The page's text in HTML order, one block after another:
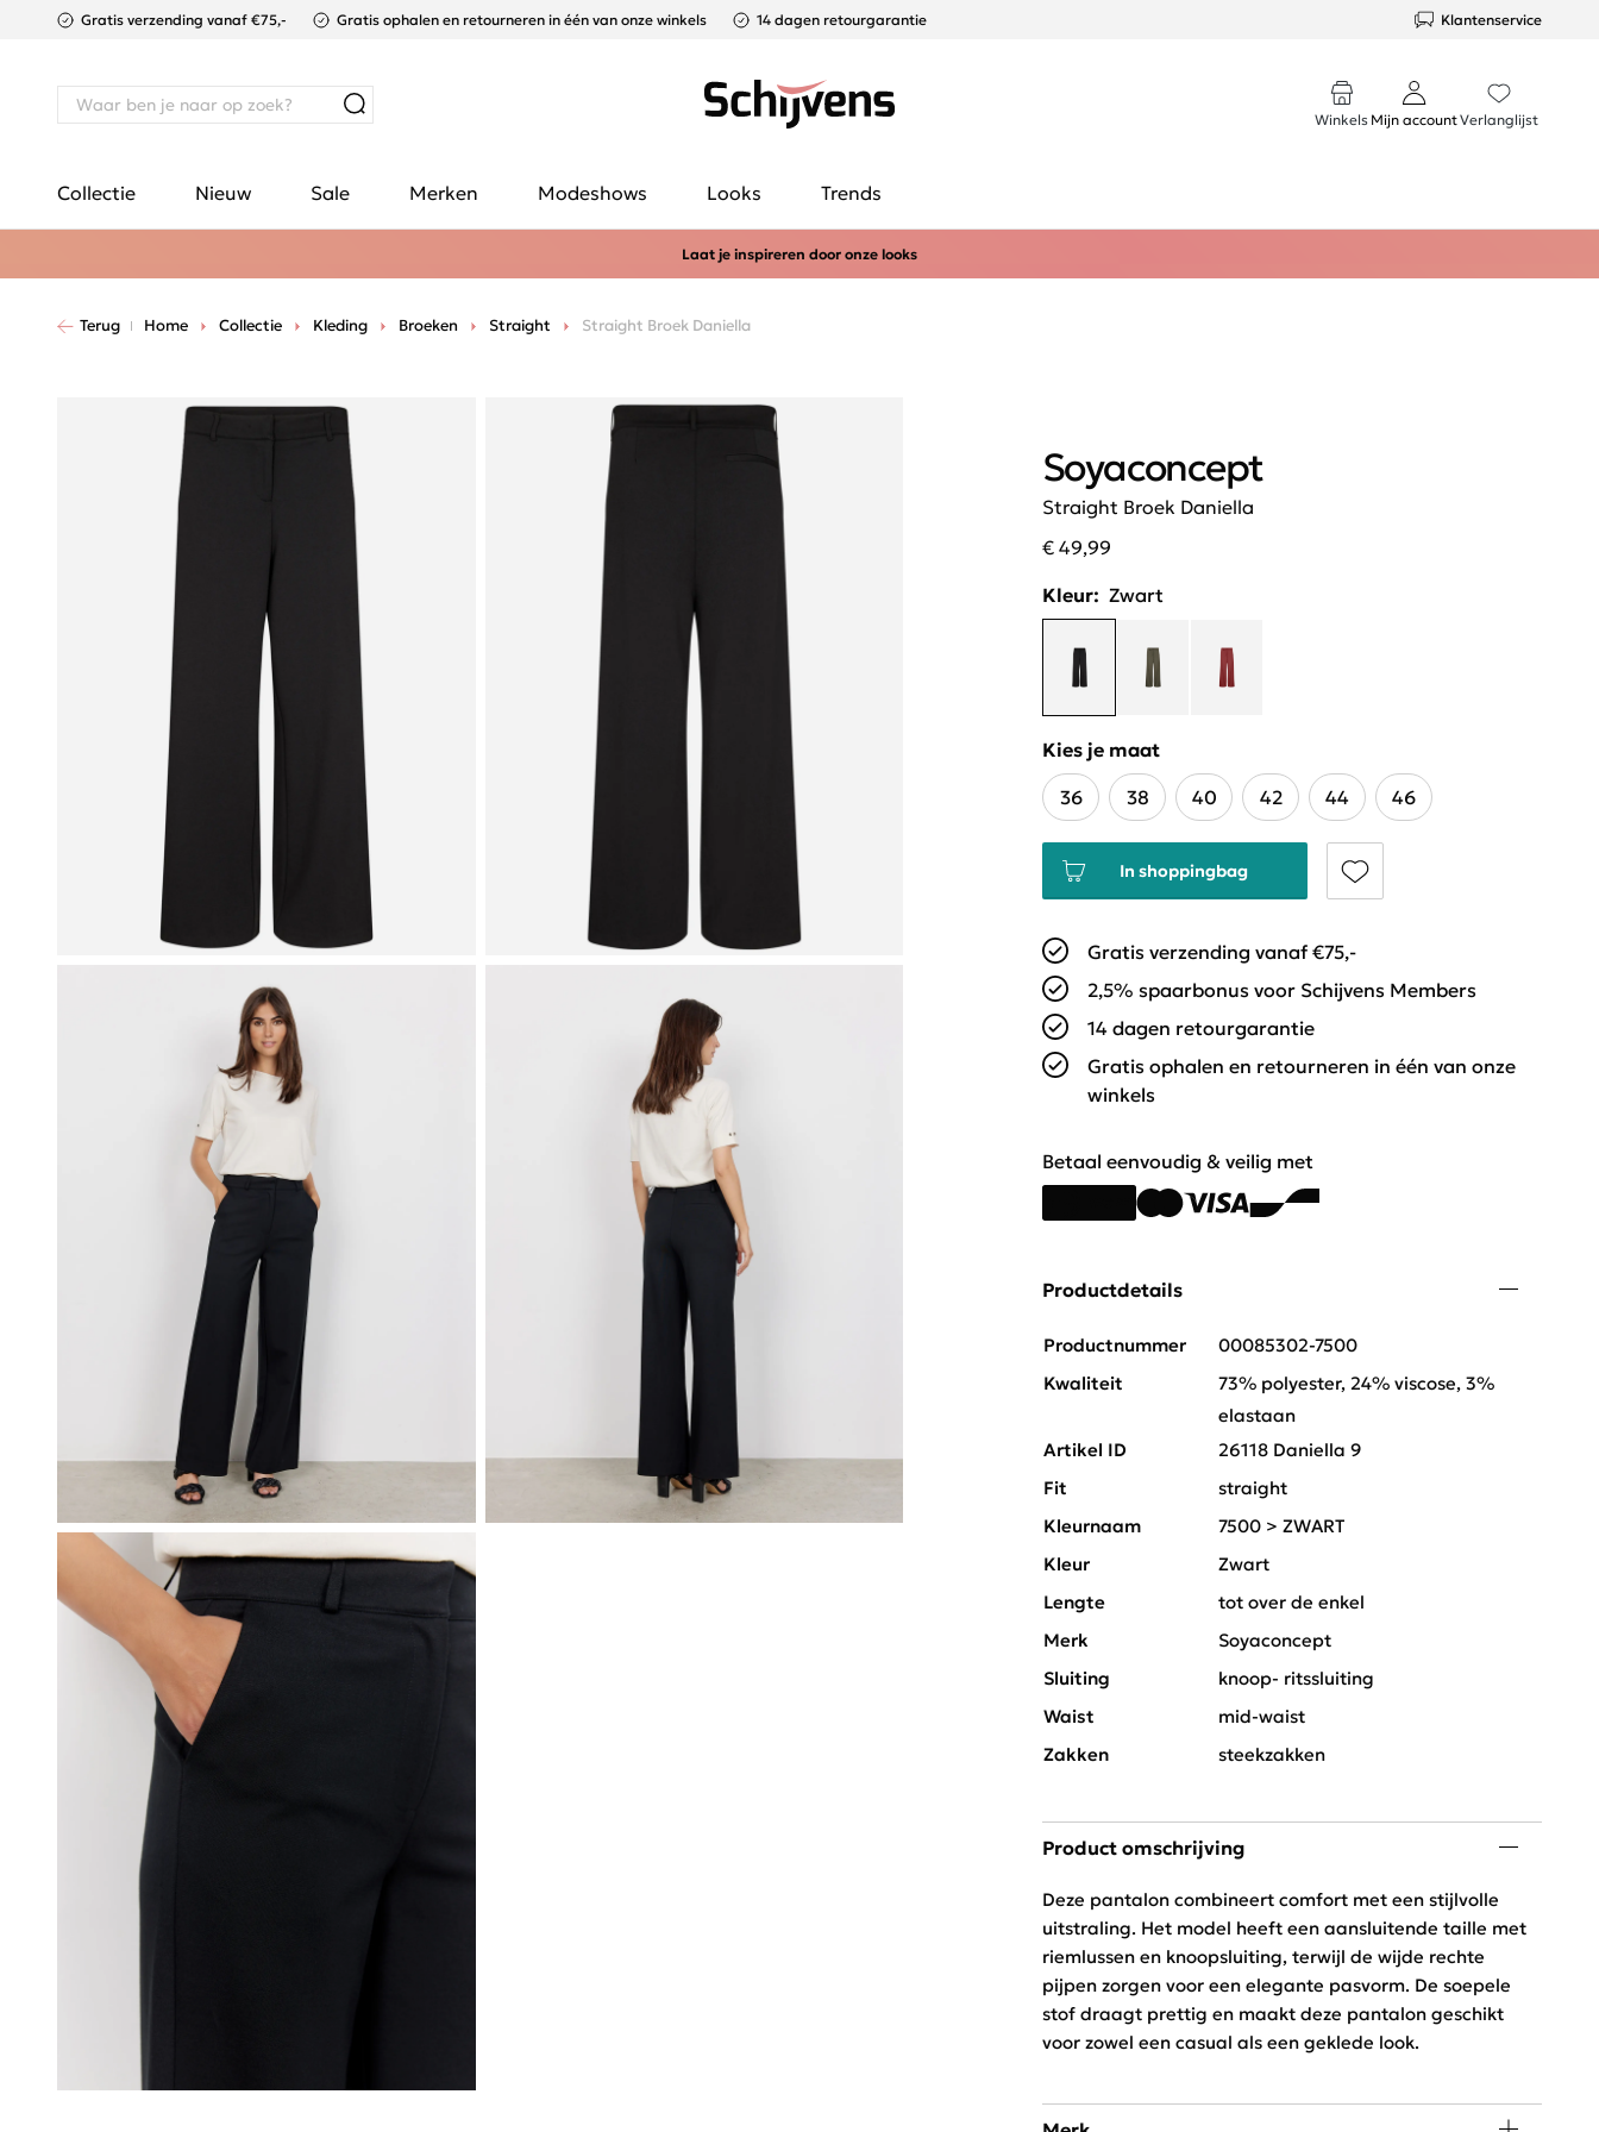
Gratis verzending vanaf €75,- Gratis ophalen en retourneren in één van onze winkels 14 dagen retourgarantie Klantenservice
Winkels Mijn accountVerlanglijst
Collectie Nieuw Sale Merken Modeshows Looks Trends
Laat je inspireren door onze looks
Terug Home Collectie Kleding Broeken Straight Straight Broek Daniella
Straight Broek Daniella
Soyaconcept
€ 49,99
Kleur: Zwart
Kies je maat
36
38 40 42 44 46
In shoppingbag
Gratis verzending vanaf €75,-
2,5% spaarbonus voor Schijvens Members
14 dagen retourgarantie
Gratis ophalen en retourneren in één van onze
winkels
Betaal eenvoudig & veilig met
Productdetails
Productnummer
00085302-7500
Kwaliteit
73% polyester, 24% viscose, 3%
elastaan
Artikel ID
26118 Daniella 9
Fit
straight
Kleurnaam
7500 > ZWART
Kleur
Zwart
Lengte
tot over de enkel
Merk
Soyaconcept
Sluiting
knoop- ritssluiting
Waist
mid-waist
Zakken
steekzakken
Product omschrijving
Deze pantalon combineert comfort met een stijlvolle
uitstraling. Het model heeft een aansluitende taille met
riemlussen en knoopsluiting, terwijl de wijde rechte
pijpen zorgen voor een elegante pasvorm. De soepele
stof draagt prettig en maakt deze pantalon geschikt
voor zowel een casual als een geklede look.